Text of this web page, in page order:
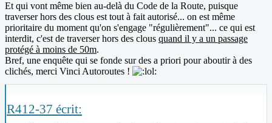
Et qui vont même bien au-delà du Code de la Route, puisque
traverser hors des clous est tout à fait autorisé... on est même
prioritaire du moment qu'on s'engage "régulièrement"... ce qui est
interdit, c'est de traverser hors des clous quand il y a un passage
protégé à moins de 50m.
Bref, une enquête qui se fonde sur des a priori pour aboutir à des
clichés, merci Vinci Autoroutes !
R412-37 écrit: